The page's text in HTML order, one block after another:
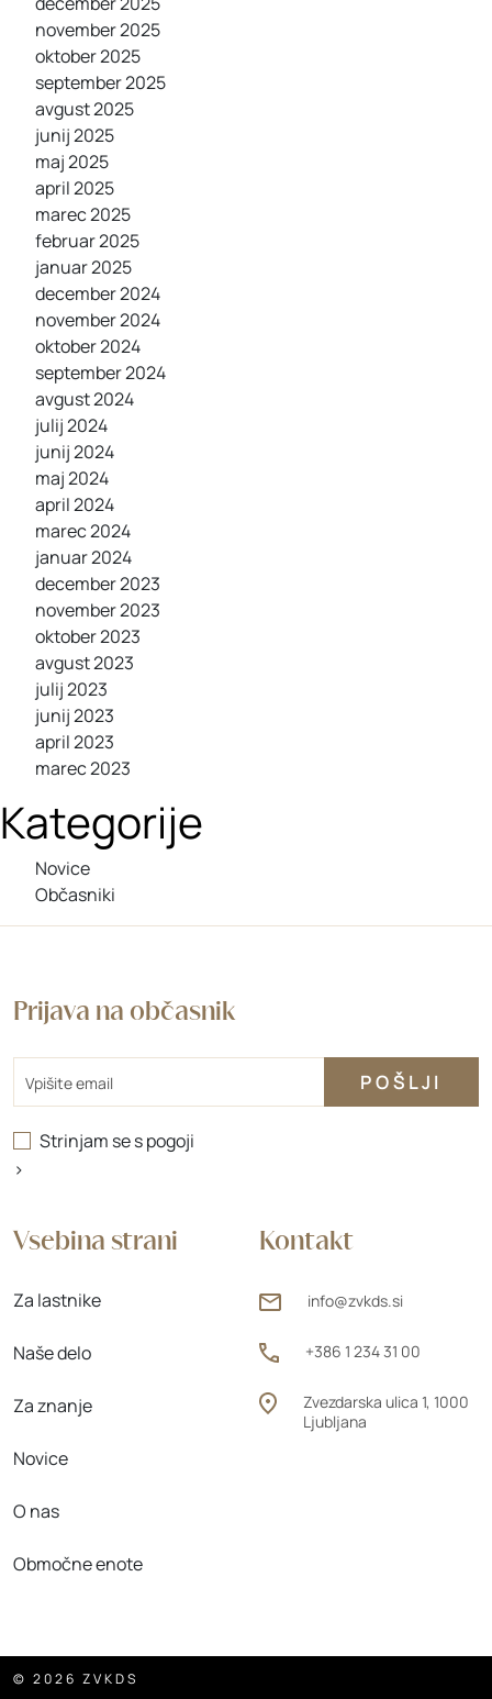
november 2025
oktober 2025
september 2025
avgust 2025
junij 2025
maj 2025
april 2025
marec 2025
februar 2025
januar 2025
december 2024
november 2024
oktober 2024
september 2024
avgust 2024
julij 2024
junij 2024
maj 2024
april 2024
marec 2024
januar 2024
december 2023
november 2023
oktober 2023
avgust 2023
julij 2023
junij 2023
april 2023
marec 2023
Kategorije
Novice
Občasniki
Kontakt
info@zvkds.si
+386 1 234 31 00
Zvezdarska ulica 1, 1000
Ljubljana
Vsebina strani
Za lastnike
Naše delo
Za znanje
Novice
O nas
Območne enote
Prijava na občasnik
Strinjam se spogoji
>
© 2026 ZVKDS